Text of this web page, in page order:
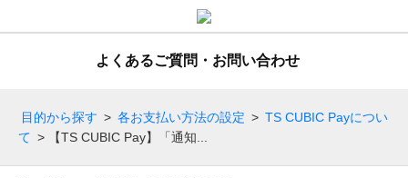
よくあるご質問・お問い合わせ
目的から探す > 各お支払い方法の設定 > TS CUBIC Payについ
て > 【TS CUBIC Pay】「通知...